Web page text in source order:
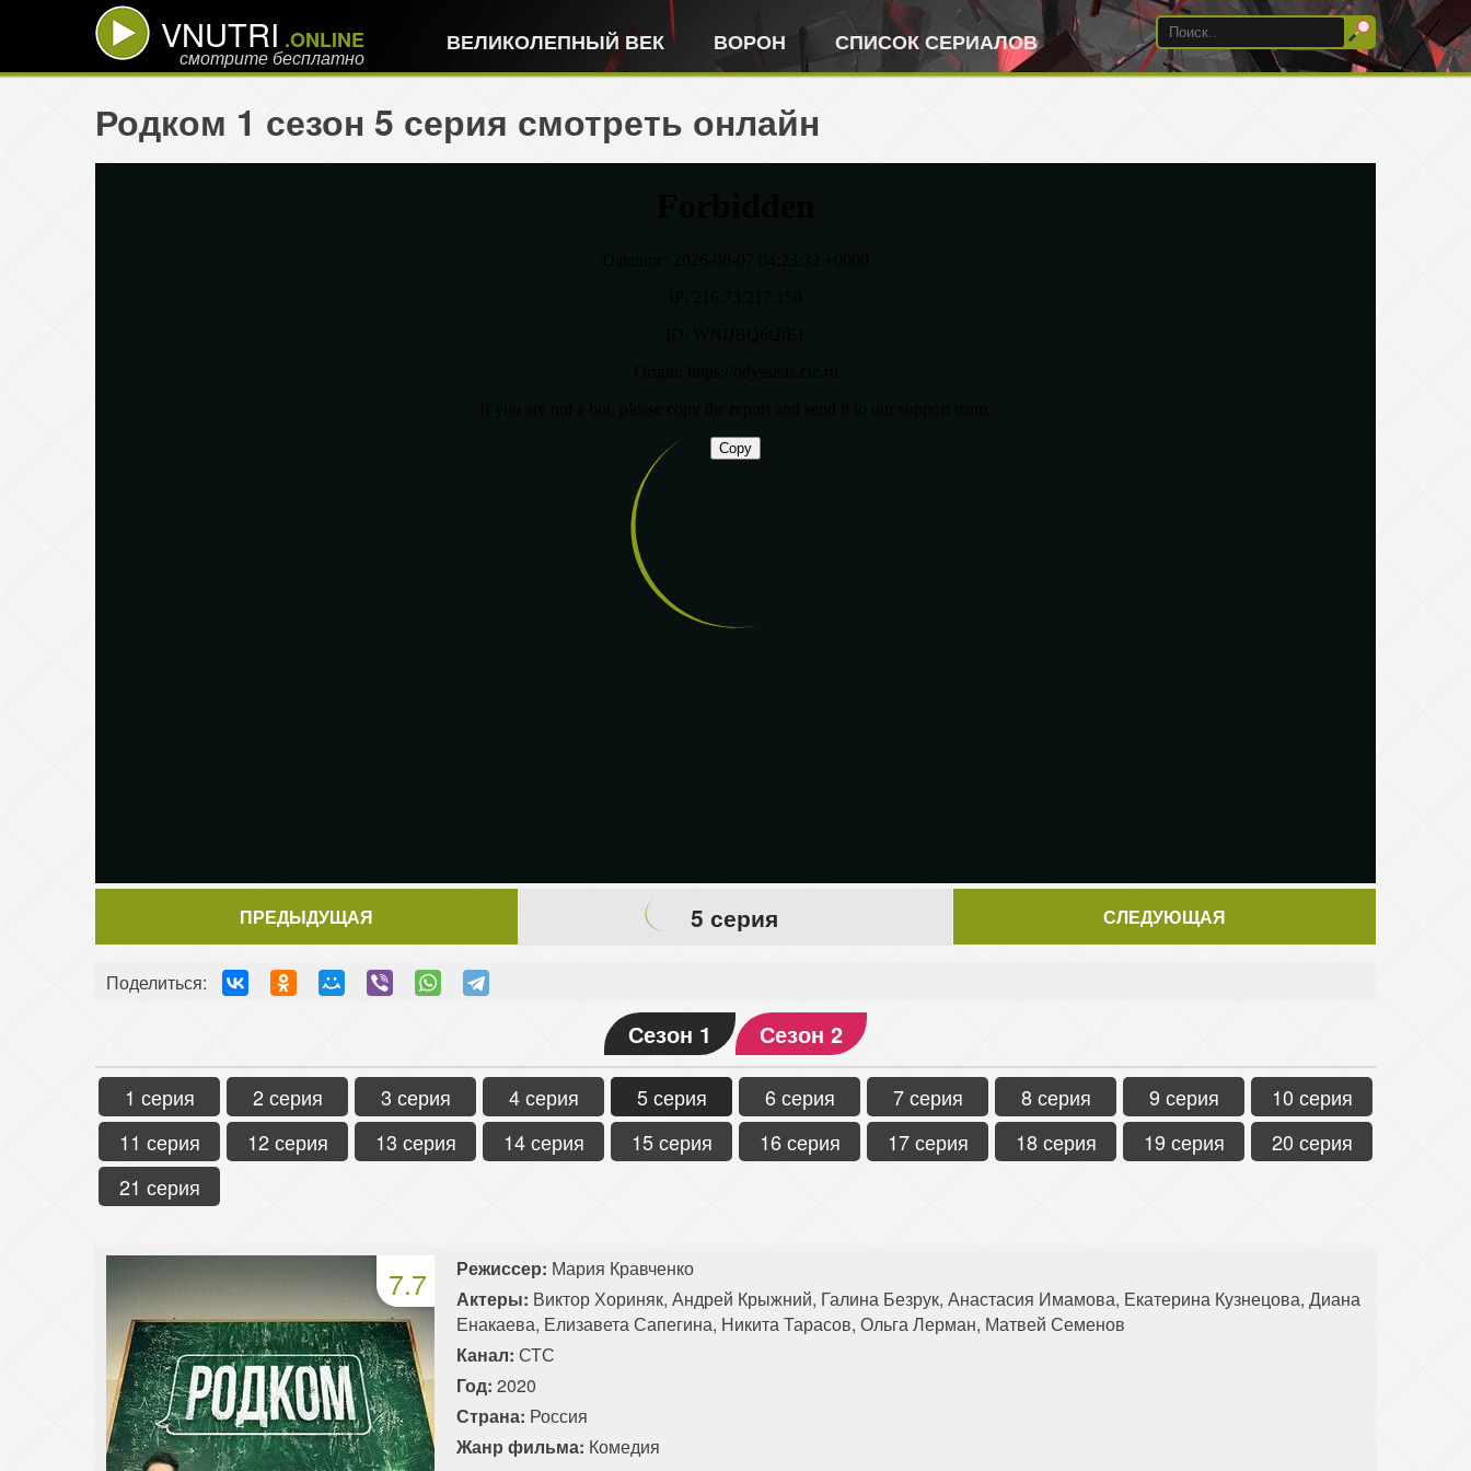
VNUTRI .ONLINE
смотрите бесплатно
ВЕЛИКОЛЕПНЫЙ ВЕК ВОРОН СПИСОК СЕРИАЛОВ
Родком 1 сезон 5 серия смотреть онлайн
ПРЕДЫДУЩАЯ 5 серия СЛЕДУЮЩАЯ
Поделиться:
Сезон 1 Сезон 2
1 серия 2 серия 3 серия 4 серия 5 серия 6 серия 7 серия 8 серия 9 серия
10 серия
11 серия
12 серия 13 серия 14 серия 15 серия 16 серия 17 серия 18 серия 19 серия
20 серия
21 серия
7.7 Режиссер: Мария Кравченко
Актеры: Виктор Хориняк, Андрей Крыжний, Галина Безрук, Анастасия Имамова, Екатерина Кузнецова, Диана
Енакаева, Елизавета Сапегина, Никита Тарасов, Ольга Лерман, Матвей Семенов
Канал: СТС
Год: 2020
Страна: Россия
Жанр фильма: Комедия